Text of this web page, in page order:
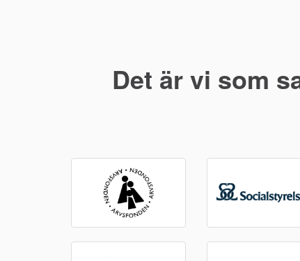
Det är vi som